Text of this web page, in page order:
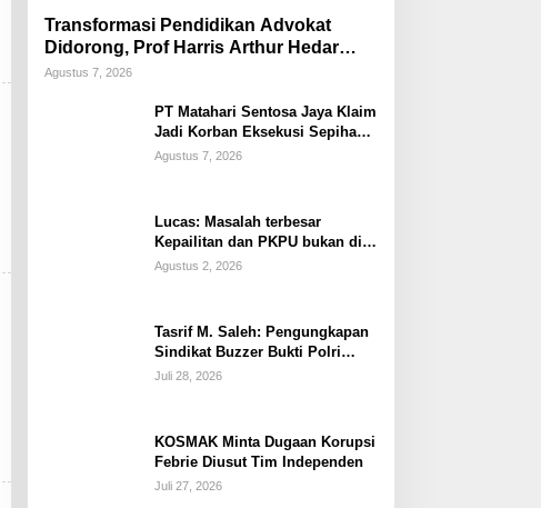
Transformasi Pendidikan Advokat
Didorong, Prof Harris Arthur Hedar
Perkuat Kolaborasi Kampus
Agustus 7, 2026
PT Matahari Sentosa Jaya Klaim
Jadi Korban Eksekusi Sepihak
oleh Oknum SPSI!
Agustus 7, 2026
Lucas: Masalah terbesar
Kepailitan dan PKPU bukan di
Undang-undang, tapi di Hukum
Agustus 2, 2026
Tasrif M. Saleh: Pengungkapan
Sindikat Buzzer Bukti Polri
Makin Adaptif Hadapi Kejahatan
Juli 28, 2026
KOSMAK Minta Dugaan Korupsi
Febrie Diusut Tim Independen
Juli 27, 2026